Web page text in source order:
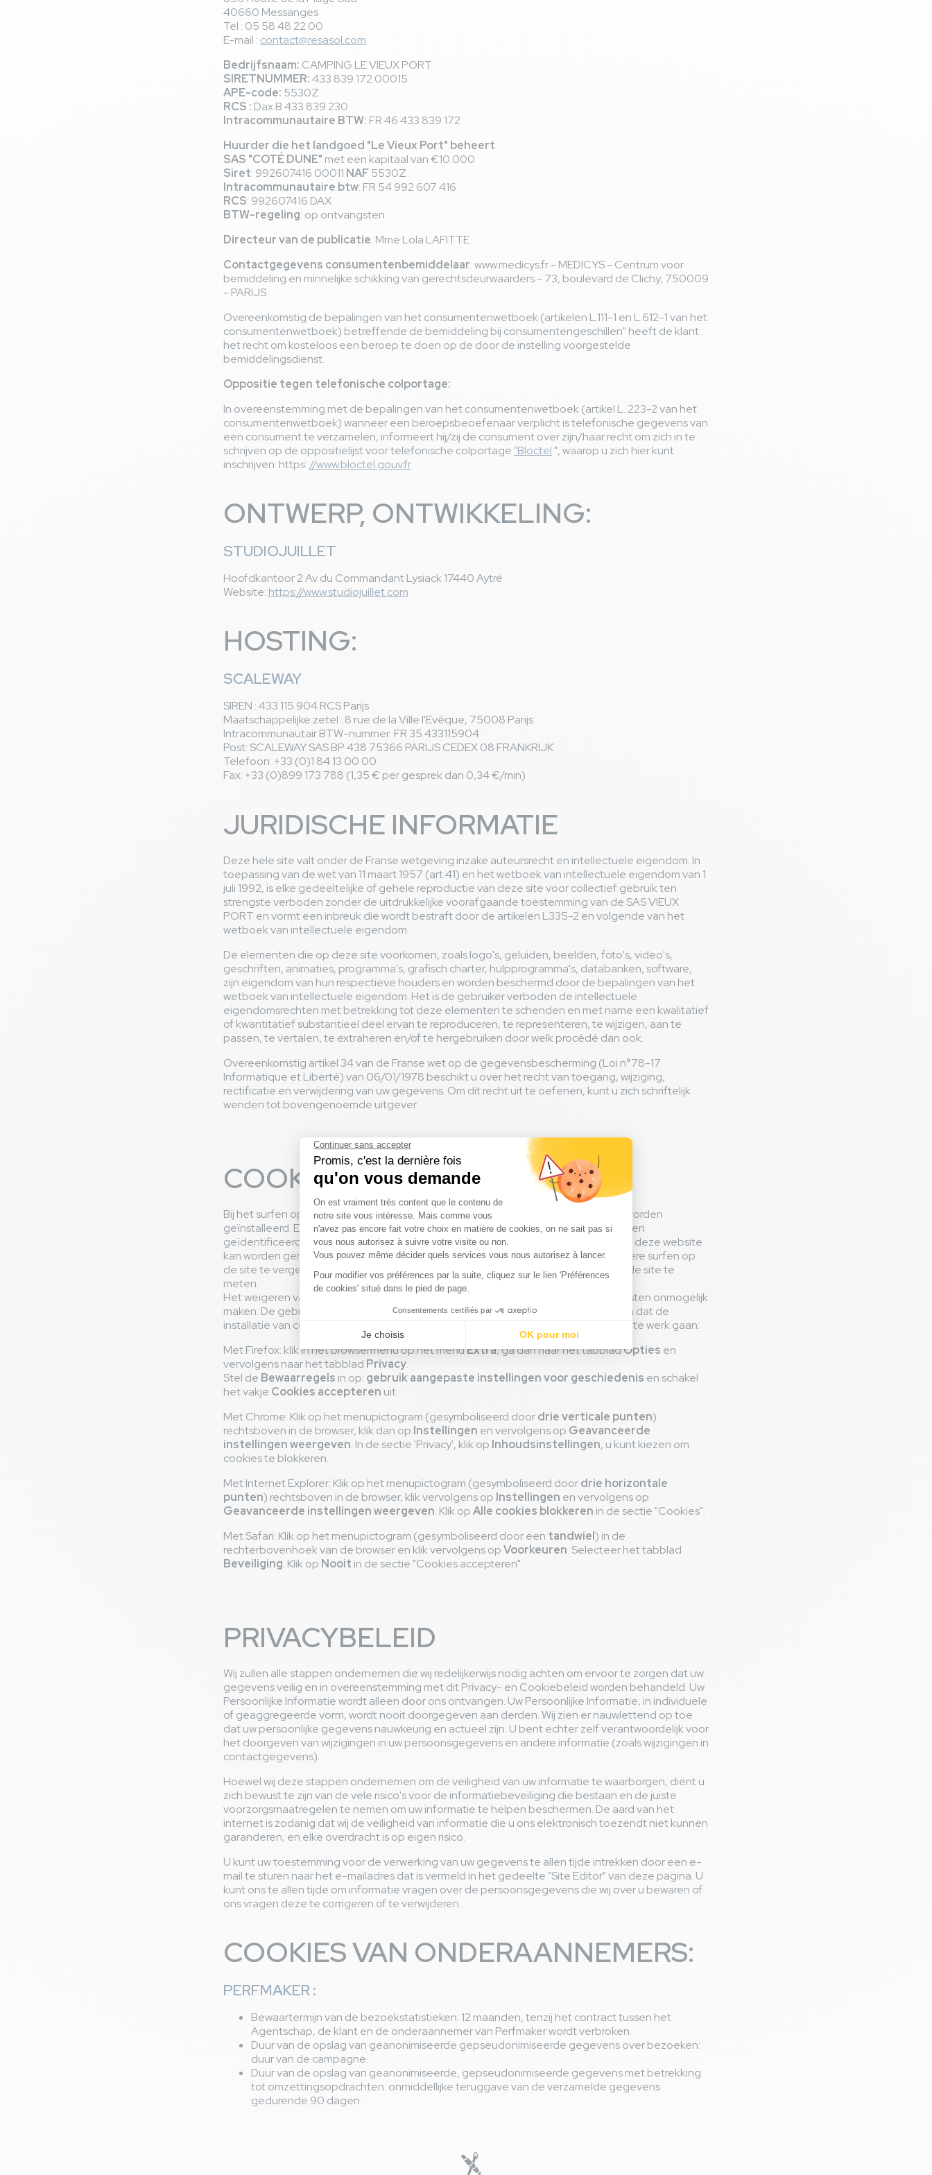
40660 Messanges
Tel : 05 58 48 22 00
E-mail : contact@resasol.com
Bedrijfsnaam: CAMPING LE VIEUX PORT
SIRETNUMMER:433 839 172 00015
APE-code: 5530Z
RCS : Dax B 433 839 230
Intracommunautaire BTW: FR 46 433 839 172
Huurder die het landgoed "Le Vieux Port" beheert
SAS "COTÉ DUNE" met een kapitaal van €10.000
Siret: 992607416 00011 NAF5530Z
Intracommunautaire btw: FR 54 992 607 416
RCS: 992607416 DAX
BTW-regeling: op ontvangsten
Directeur van de publicatie: Mme Lola LAFITTE
Contactgegevens consumentenbemiddelaar: www.medicys.fr - MEDICYS - Centrum voor
bemiddeling en minnelijke schikking van gerechtsdeurwaarders - 73, boulevard de Clichy, 750009
- PARIJS
Overeenkomstig de bepalingen van het consumentenwetboek (artikelen L.111-1 en L.612-1 van het
consumentenwetboek) betreffende de bemiddeling bij consumentengeschillen" heeft de klant
het recht om kosteloos een beroep te doen op de door de instelling voorgestelde
bemiddelingsdienst.
Oppositie tegen telefonische colportage:
In overeenstemming met de bepalingen van het consumentenwetboek (artikel L. 223-2 van het
consumentenwetboek) wanneer een beroepsbeoefenaar verplicht is telefonische gegevens van
een consument te verzamelen, informeert hij/zij de consument over zijn/haar recht om zich in te
schrijven op de oppositielijst voor telefonische colportage "Bloctel ", waarop u zich hier kunt
inschrijven: https://www.bloctel.gouv.fr
ONTWERP, ONTWIKKELING:
STUDIOJUILLET
Hoofdkantoor 2 Av du Commandant Lysiack 17440 Aytré
Website: https://www.studiojuillet.com
HOSTING:
SCALEWAY
SIREN : 433 115 904 RCS Parijs
Maatschappelijke zetel : 8 rue de la Ville l'Evêque, 75008 Parijs
Intracommunautair BTW-nummer: FR 35 433115904
Post: SCALEWAY SAS BP 438 75366 PARIJS CEDEX 08 FRANKRIJK
Telefoon: +33 (0)1 84 13 00 00
Fax: +33 (0)899 173 788 (1,35 € per gesprek dan 0,34 €/min)
JURIDISCHE INFORMATIE
Deze hele site valt onder de Franse wetgeving inzake auteursrecht en intellectuele eigendom. In
toepassing van de wet van 11 maart 1957 (art.41) en het wetboek van intellectuele eigendom van 1
juli 1992, is elke gedeeltelijke of gehele reproductie van deze site voor collectief gebruik ten
strengste verboden zonder de uitdrukkelijke voorafgaande toestemming van de SAS VIEUX
PORT en vormt een inbreuk die wordt bestraft door de artikelen L335-2 en volgende van het
wetboek van intellectuele eigendom.
De elementen die op deze site voorkomen, zoals logo's, geluiden, beelden, foto's, video's,
geschriften, animaties, programma's, grafisch charter, hulpprogramma's, databanken, software,
zijn eigendom van hun respectieve houders en worden beschermd door de bepalingen van het
wetboek van intellectuele eigendom. Het is de gebruiker verboden de intellectuele
eigendomsrechten met betrekking tot deze elementen te schenden en met name een kwalitatief
of kwantitatief substantieel deel ervan te reproduceren, te representeren, te wijzigen, aan te
passen, te vertalen, te extraheren en/of te hergebruiken door welk procédé dan ook.
Overeenkomstig artikel 34 van de Franse wet op de gegevensbescherming (Loi n°78-17
Informatique et Liberté) van 06/01/1978 beschikt u over het recht van toegang, wijziging,
rectificatie en verwijdering van uw gegevens. Om dit recht uit te oefenen, kunt u zich schriftelijk
wenden tot bovengenoemde uitgever.
COOKIES
Bij het surfen op deze website kunnen cookies op de computer van de gebruiker worden
geïnstalleerd. Een cookie is een klein bestand waarmee de gebruiker niet kan worden
geïdentificeerd, maar waarmee informatie over de navigatie van een computer op deze website
kan worden geregistreerd. De aldus verzamelde gegevens zijn bedoeld om het latere surfen op
de site te vergemakkelijken en worden ook gebruikt om het aantal bezoekers van de site te
meten.
Het weigeren van de installatie van een cookie kan de toegang tot bepaalde diensten onmogelijk
maken. De gebruiker heeft echter de mogelijkheid om zijn computer zo in te stellen dat de
installatie van cookies wordt geweigerd. Afhankelijk van zijn browser kan hij als volgt te werk gaan:
Met Firefox: klik in het browsermenu op het menuExtra, ga dan naar het tabbladOpties en
vervolgens naar het tabblad Privacy.
Stel de Bewaarregels in op: gebruik aangepaste instellingen voor geschiedenis en schakel
het vakje Cookies accepteren uit.
Met Chrome: Klik op het menupictogram (gesymboliseerd doordrie verticale punten)
rechtsboven in de browser, klik dan op Instellingen en vervolgens op Geavanceerde
instellingen weergeven. In de sectie 'Privacy', klik op Inhoudsinstellingen, u kunt kiezen om
cookies te blokkeren.
Met Internet Explorer: Klik op het menupictogram (gesymboliseerd doordrie horizontale
punten) rechtsboven in de browser, klik vervolgens op Instellingen en vervolgens op
Geavanceerde instellingen weergeven. Klik opAlle cookies blokkeren in de sectie "Cookies".
Met Safari: Klik op het menupictogram (gesymboliseerd door een tandwiel) in de
rechterbovenhoek van de browser en klik vervolgens opVoorkeuren. Selecteer het tabblad
Beveiliging. Klik op Nooit in de sectie "Cookies accepteren".
PRIVACYBELEID
Wij zullen alle stappen ondernemen die wij redelijkerwijs nodig achten om ervoor te zorgen dat uw
gegevens veilig en in overeenstemming met dit Privacy- en Cookiebeleid worden behandeld. Uw
Persoonlijke Informatie wordt alleen door ons ontvangen. Uw Persoonlijke Informatie, in individuele
of geaggregeerde vorm, wordt nooit doorgegeven aan derden. Wij zien er nauwlettend op toe
dat uw persoonlijke gegevens nauwkeurig en actueel zijn. U bent echter zelf verantwoordelijk voor
het doorgeven van wijzigingen in uw persoonsgegevens en andere informatie (zoals wijzigingen in
contactgegevens).
Hoewel wij deze stappen ondernemen om de veiligheid van uw informatie te waarborgen, dient u
zich bewust te zijn van de vele risico's voor de informatiebeveiliging die bestaan en de juiste
voorzorgsmaatregelen te nemen om uw informatie te helpen beschermen. De aard van het
internet is zodanig dat wij de veiligheid van informatie die u ons elektronisch toezendt niet kunnen
garanderen, en elke overdracht is op eigen risico.
U kunt uw toestemming voor de verwerking van uw gegevens te allen tijde intrekken door een e-
mail te sturen naar het e-mailadres dat is vermeld in het gedeelte "Site Editor" van deze pagina. U
kunt ons te allen tijde om informatie vragen over de persoonsgegevens die wij over u bewaren of
ons vragen deze te corrigeren of te verwijderen.
COOKIES VAN ONDERAANNEMERS:
PERFMAKER :
Bewaartermijn van de bezoekstatistieken: 12 maanden, tenzij het contract tussen het
Agentschap, de klant en de onderaannemer van Perfmaker wordt verbroken.
Duur van de opslag van geanonimiseerde gepseudonimiseerde gegevens over bezoeken:
duur van de campagne.
Duur van de opslag van geanonimiseerde, gepseudonimiseerde gegevens met betrekking
tot omzettingsopdrachten: onmiddellijke teruggave van de verzamelde gegevens
gedurende 90 dagen.